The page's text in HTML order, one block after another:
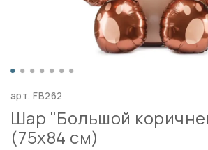
арт.FB262
Шар "Большой
(75х84 см)